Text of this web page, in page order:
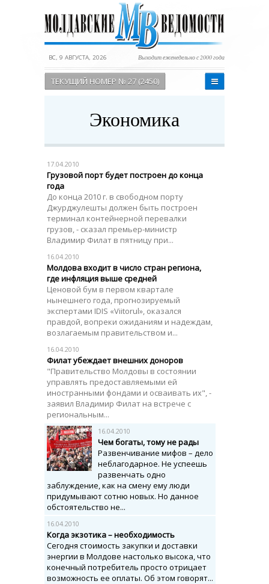
ВС, 9 АВГУСТА, 2026 Выходит еженедельно с 2000 года
ТЕКУЩИЙ НОМЕР № 27 (2450)
Экономика
17.04.2010
Грузовой порт будет построен до конца
года
До конца 2010 г. в свободном порту
Джурджулешты должен быть построен
терминал контейнерной перевалки
грузов, - сказал премьер-министр
Владимир Филат в пятницу при...
16.04.2010
Молдова входит в число стран региона,
где инфляция выше средней
Ценовой бум в первом квартале
нынешнего года, прогнозируемый
экспертами IDIS «Viitorul», оказался
правдой, вопреки ожиданиям и надеждам,
возлагаемым правительством и...
16.04.2010
Филат убеждает внешних доноров
"Правительство Молдовы в состоянии
управлять предоставляемыми ей
иностранными фондами и осваивать их", -
заявил Владимир Филат на встрече с
региональным...
16.04.2010
Чем богаты, тому не рады
Развенчивание мифов – дело
неблагодарное. Не успеешь
развенчать одно
заблуждение, как на смену ему люди
придумывают сотню новых. Но данное
обстоятельство не...
16.04.2010
Когда экзотика – необходимость
Сегодня стоимость закупки и доставки
энергии в Молдове настолько высока, что
конечный потребитель просто отрицает
возможность ее оплаты. Об этом говорят...